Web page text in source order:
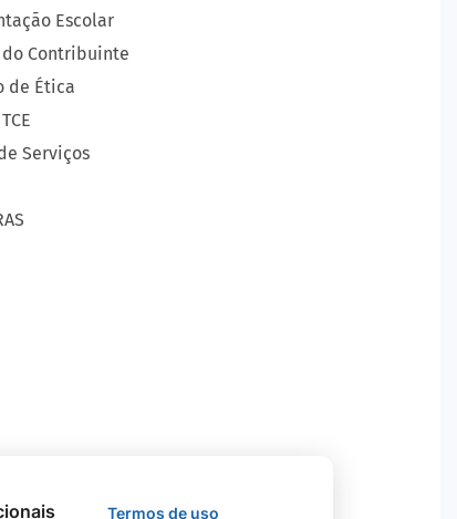
Escolar
Contribuinte
de Ética
Serviços
Termos de uso